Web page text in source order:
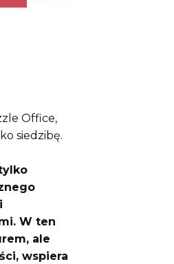
Office,
siedzibę.
W ten
ale
wspiera